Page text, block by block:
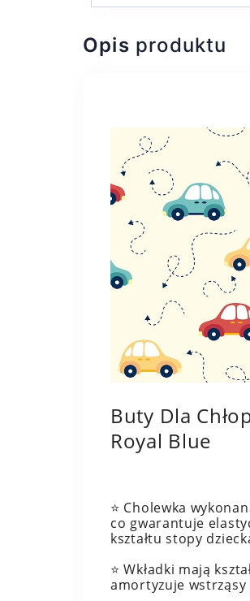
Opis produktu
Buty Dla
Royal Blue
⭐️ Cholewka
co gwarantuje
kształtu stopy
⭐️ Wkładki mają
amortyzuje